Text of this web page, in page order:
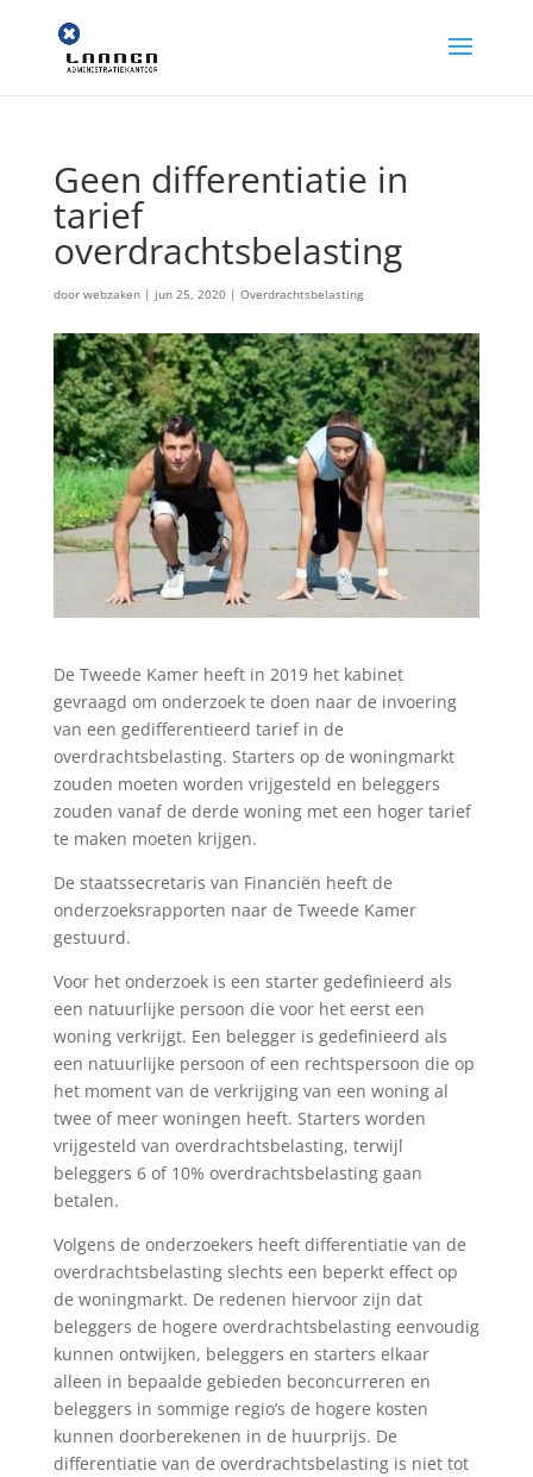
Geen differentiatie in
tarief
overdrachtsbelasting
door webzaken| jun 25, 2020| Overdrachtsbelasting
De Tweede Kamer heeft in 2019 het kabinet
gevraagd om onderzoek te doen naar de invoering
van een gedifferentieerd tarief in de
overdrachtsbelasting. Starters op de woningmarkt
zouden moeten worden vrijgesteld en beleggers
zouden vanaf de derde woning met een hoger tarief
te maken moeten krijgen.
De staatssecretaris van Financiën heeft de
onderzoeksrapporten naar de Tweede Kamer
gestuurd.
Voor het onderzoek is een starter gedefinieerd als
een natuurlijke persoon die voor het eerst een
woning verkrijgt. Een belegger is gedefinieerd als
een natuurlijke persoon of een rechtspersoon die op
het moment van de verkrijging van een woning al
twee of meer woningen heeft. Starters worden
vrijgesteld van overdrachtsbelasting, terwijl
beleggers 6 of 10% overdrachtsbelasting gaan
betalen.
Volgens de onderzoekers heeft differentiatie van de
overdrachtsbelasting slechts een beperkt effect op
de woningmarkt. De redenen hiervoor zijn dat
beleggers de hogere overdrachtsbelasting eenvoudig
kunnen ontwijken, beleggers en starters elkaar
alleen in bepaalde gebieden beconcurreren en
beleggers in sommige regio’s de hogere kosten
kunnen doorberekenen in de huurprijs. De
differentiatie van de overdrachtsbelasting is niet tot